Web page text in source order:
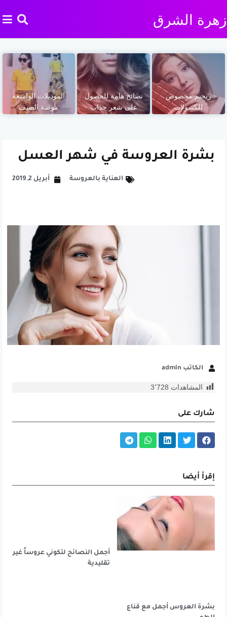
زهرة الشرق
ريجيم مخصوص
للكسولات
نصائح هامة للحصول
على شعر جذاب
الموديلات الواسعة
موضة الصيف
بشرة العروسة في شهر العسل
العناية بالعروسة أبريل 2, 2019
الكاتب admin
المشاهدات 3٬728
شارك على
إقرأ أيضا
بشرة العروس أجمل مع قناع
أجمل النصائح لتكوني عروساً غير
تقليدية